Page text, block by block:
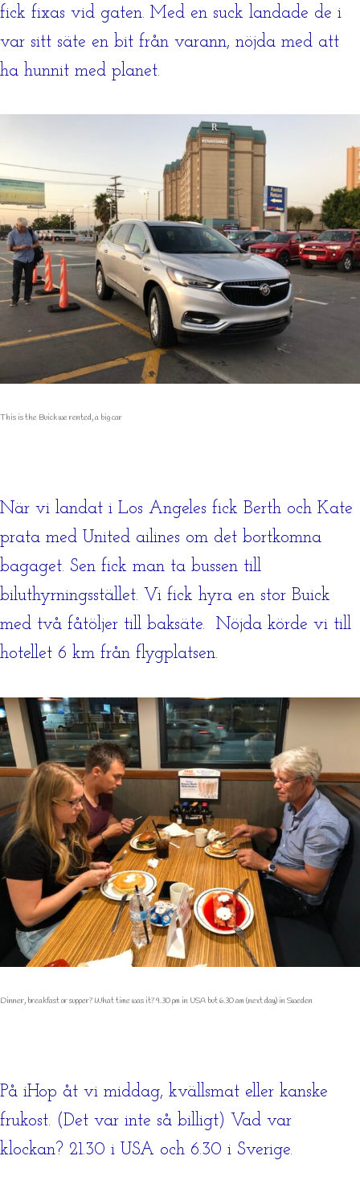
fick fixas vid gaten. Med en suck landade de i
var sitt säte en bit från varann, nöjda med att
ha hunnit med planet.
This is the Buick we rented, a big car
När vi landat i Los Angeles fick Berth och Kate
prata med United ailines om det bortkomna
bagaget. Sen fick man ta bussen till
biluthyrningsstället. Vi fick hyra en stor Buick
med två fåtöljer till baksäte. Nöjda körde vi till
hotellet 6 km från flygplatsen.
Dinner, breakfast or supper? What time was it? 9.30 pm in USA but 6.30 am (next day) in Sweden
På iHop åt vi middag, kvällsmat eller kanske
frukost. (Det var inte så billigt) Vad var
klockan? 21.30 i USA och 6.30 i Sverige.